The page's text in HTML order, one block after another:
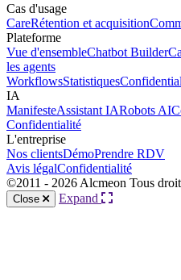
Cas d'usage
CareRétention et acquisition
Plateforme
Vue d'ensembleChatbot Builder
les agents
WorkflowsStatistiques
IA
ManifesteAssistant IARobots AI
Confidentialité
L'entreprise
Nos clientsDémoPrendre RDV
Avis légalConfidentialité
©2011 - 2026 Alcmeon Tous
Close Expand